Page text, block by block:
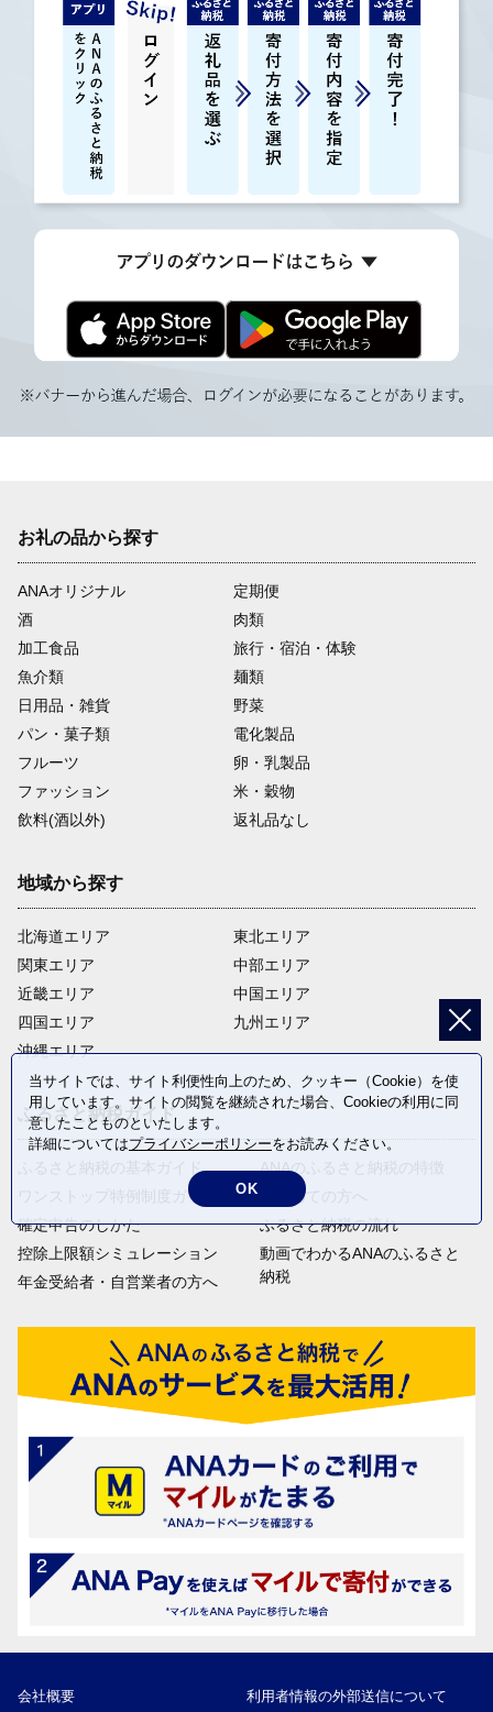
お礼の品から探す
ANAオリジナル
定期便
酒
肉類
加工食品
旅行・宿泊・体験
魚介類
麺類
日用品・雑貨
野菜
パン・菓子類
電化製品
フルーツ
卵・乳製品
ファッション
米・穀物
飲料(酒以外)
返礼品なし
地域から探す
北海道エリア
関東エリア
近畿エリア
四国エリア
沖縄エリア
東北エリア
中部エリア
中国エリア
九州エリア
ふるさと納税ガイド
ふるさと納税の基本ガイド
ワンストップ特例制度ガイド
確定申告のしかた
控除上限額シミュレーション
年金受給者・自営業者の方へ
ANAのふるさと納税の特徴
はじめての方へ
ふるさと納税の流れ
動画でわかるANAのふるさと
納税
会社概要 利用者情報の外部送信について
当サイトでは、サイト利便性向上のため、クッキー（Cookie）を使
用しています。サイトの閲覧を継続された場合、Cookieの利用に同
意したことものといたします。
詳細についてはプライバシーポリシーをお読みください。
OK